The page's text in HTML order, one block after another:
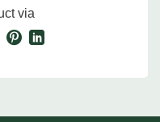
via